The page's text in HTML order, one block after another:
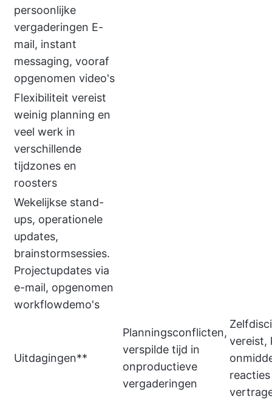
persoonlijke
vergaderingen E-
mail, instant
messaging, vooraf
opgenomen video's
Flexibiliteit vereist
weinig planning en
veel werk in
verschillende
tijdzones en
roosters
Wekelijkse stand-
ups, operationele
updates,
brainstormsessies.
Projectupdates via
e-mail, opgenomen
workflowdemo's
Uitdagingen**
Planningsconflicten,
verspilde tijd in
onproductieve
vergaderingen
vereist,
reacties